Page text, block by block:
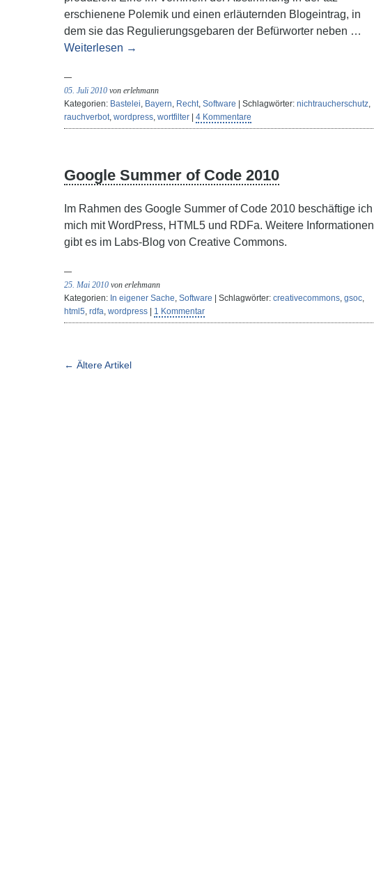
erschienene Polemik und einen erläuternden Blogeintrag, in
dem sie das Regulierungsgebaren der Befürworter neben …
Weiterlesen →
05. Juli 2010 von erlehmann
Kategorien: Bastelei, Bayern, Recht, Software | Schlagwörter: nichtraucherschutz,
rauchverbot, wordpress, wortfilter 4 Kommentare
Google Summer of Code 2010
Im Rahmen des Google Summer of Code 2010 beschäftige ich
mich mit WordPress, HTML5 und RDFa. Weitere Informationen
gibt es im Labs-Blog von Creative Commons.
25. Mai 2010 von erlehmann
Kategorien: In eigener Sache, Software | Schlagwörter: creativecommons, gsoc,
html5, rdfa, wordpress 1 Kommentar
← Ältere Artikel